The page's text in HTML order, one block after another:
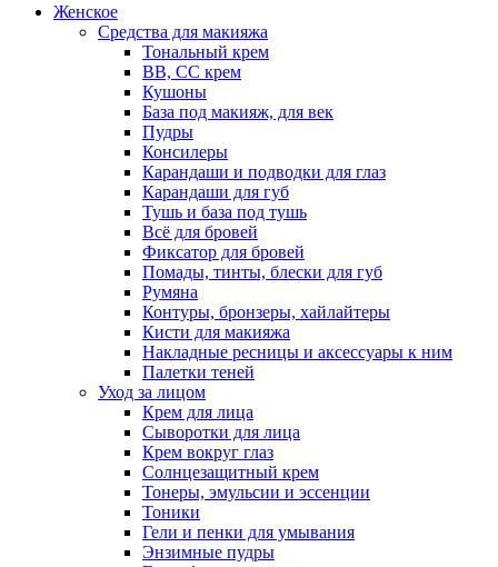
Женское
Средства для макияжа
Тональный крем
BB, CC крем
Кушоны
База под макияж, для век
Пудры
Консилеры
Карандаши и подводки для глаз
Карандаши для губ
Тушь и база под тушь
Всё для бровей
Фиксатор для бровей
Помады, тинты, блески для губ
Румяна
Контуры, бронзеры, хайлайтеры
Кисти для макияжа
Накладные ресницы и аксессуары к ним
Палетки теней
Уход за лицом
Крем для лица
Сыворотки для лица
Крем вокруг глаз
Солнцезащитный крем
Тонеры, эмульсии и эссенции
Тоники
Гели и пенки для умывания
Энзимные пудры